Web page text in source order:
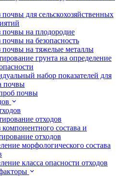
для сельскохозяйственных
почвы на плодородие
на безопасность
почвы на тяжелые металлы
грунта на определение
набор показателей для
почвы
почвы
отходов
состава и
отходов
морфологического состава
класса опасности отходов